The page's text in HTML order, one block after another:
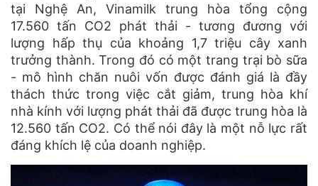
tại Nghệ An, Vinamilk trung hòa tổng cộng
17.560 tấn CO2 phát thải - tương đương với
lượng hấp thụ của khoảng 1,7 triệu cây xanh
trưởng thành. Trong đó có một trang trại bò sữa
- mô hình chăn nuôi vốn được đánh giá là đầy
thách thức trong việc cắt giảm, trung hòa khí
nhà kính với lượng phát thải đã được trung hòa là
12.560 tấn CO2. Có thể nói đây là một nỗ lực rất
đáng khích lệ của doanh nghiệp.